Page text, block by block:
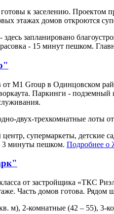
к заселению. Проектом
этажах домов откроются
запланировано
- 15 минут пешком.
от M1 Group в Одинцовском
Паркинги -
двух-трехкомнатные лоты
супермаркеты, детские
минуты пешком. Подробнее о
от застройщика «ТКС
Часть домов готова. Рядом
м), 2-комнатные (42 – 55), 3-